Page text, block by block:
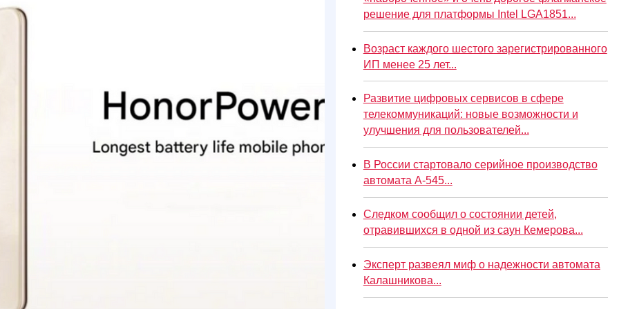
решение для платформы Intel LGA1851...
Возраст каждого шестого зарегистрированного
ИП менее 25 лет...
Развитие цифровых сервисов в сфере
телекоммуникаций: новые возможности и
улучшения для пользователей...
В России стартовало серийное производство
автомата А-545...
Следком сообщил о состоянии детей,
отравившихся в одной из саун Кемерова...
Эксперт развеял миф о надежности автомата
Калашникова...